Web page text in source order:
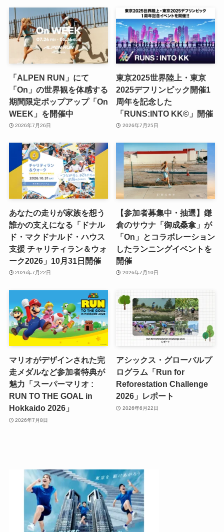
「ALPEN RUN」にて
「On」の世界観を体感する
期間限定ポップアップ「On
WEEK」を開催中
2026年7月26日
東京2025世界陸上・東京
2025デフリンピック開催1
周年を記念した
「RUNS:INTO KK©」開催
2026年7月25日
あなたの走りが家族を想う
誰かの支えになる「ドナル
ド・マクドナルド・ハウス
支援 チャリティラン＆ウォ
ーク2026」10月31日開催
2026年7月22日
【参加者募集中・抽選】鎌
倉のサウナ「御成桑拿」が
「On」とコラボレーション
したランニングイベントを
開催
2026年7月10日
マリオがデザインされた完
走メダルなど参加者特典が
魅力「スーパーマリオ :
RUN TO THE GOAL in
Hokkaido 2026」
2026年7月8日
アシックス・グローバルプ
ログラム「Run for
Reforestation Challenge
2026」レポート
2026年6月22日